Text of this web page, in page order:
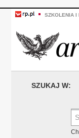
SZKOLENIA I
SZUKAJ W: